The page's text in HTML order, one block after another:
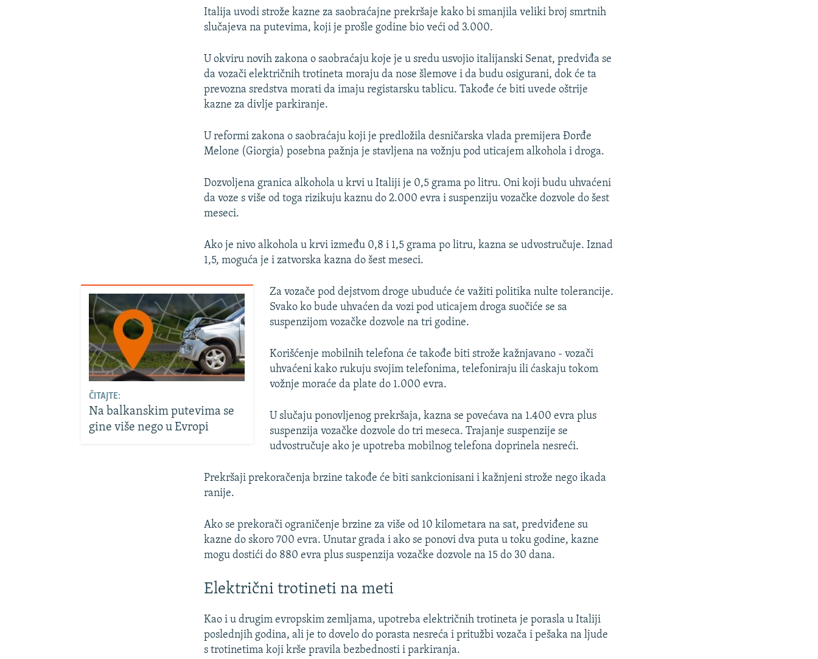
Italija uvodi strože kazne za saobraćajne prekršaje kako bi smanjila veliki broj smrtnih
slučajeva na putevima, koji je prošle godine bio veći od 3.000.
U okviru novih zakona o saobraćaju koje je u sredu usvojio italijanski Senat, predviđa se
da vozači električnih trotineta moraju da nose šlemove i da budu osigurani, dok će ta
prevozna sredstva morati da imaju registarsku tablicu. Takođe će biti uvede oštrije
kazne za divlje parkiranje.
U reformi zakona o saobraćaju koji je predložila desničarska vlada premijera Đorđe
Melone (Giorgia) posebna pažnja je stavljena na vožnju pod uticajem alkohola i droga.
Dozvoljena granica alkohola u krvi u Italiji je 0,5 grama po litru. Oni koji budu uhvaćeni
da voze s više od toga rizikuju kaznu do 2.000 evra i suspenziju vozačke dozvole do šest
meseci.
Ako je nivo alkohola u krvi između 0,8 i 1,5 grama po litru, kazna se udvostručuje. Iznad
1,5, moguća je i zatvorska kazna do šest meseci.
ČITAJTE:
Na balkanskim putevima se
gine više nego u Evropi
Za vozače pod dejstvom droge ubuduće će važiti politika nulte tolerancije.
Svako ko bude uhvaćen da vozi pod uticajem droga suočiće se sa
suspenzijom vozačke dozvole na tri godine.
Korišćenje mobilnih telefona će takođe biti strože kažnjavano - vozači
uhvaćeni kako rukuju svojim telefonima, telefoniraju ili ćaskaju tokom
vožnje moraće da plate do 1.000 evra.
U slučaju ponovljenog prekršaja, kazna se povećava na 1.400 evra plus
suspenzija vozačke dozvole do tri meseca. Trajanje suspenzije se
udvostručuje ako je upotreba mobilnog telefona doprinela nesreći.
Prekršaji prekoračenja brzine takođe će biti sankcionisani i kažnjeni strože nego ikada
ranije.
Ako se prekorači ograničenje brzine za više od 10 kilometara na sat, predviđene su
kazne do skoro 700 evra. Unutar grada i ako se ponovi dva puta u toku godine, kazne
mogu dostići do 880 evra plus suspenzija vozačke dozvole na 15 do 30 dana.
Električni trotineti na meti
Kao i u drugim evropskim zemljama, upotreba električnih trotineta je porasla u Italiji
poslednjih godina, ali je to dovelo do porasta nesreća i pritužbi vozača i pešaka na ljude
s trotinetima koji krše pravila bezbednosti i parkiranja.